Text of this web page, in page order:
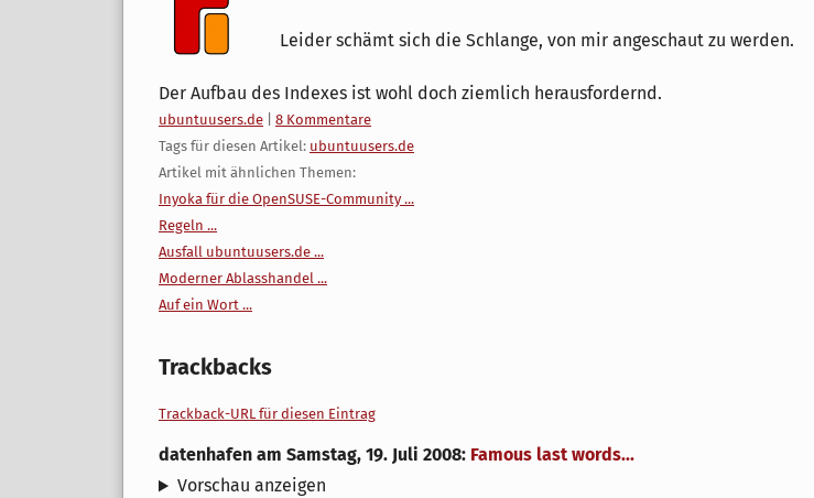
Leider schämt sich die Schlange, von mir angeschaut zu werden.
Der Aufbau des Indexes ist wohl doch ziemlich herausfordernd.
Kategorien:
ubuntuusers.de
8 Kommentare
Tags für diesen Artikel: ubuntuusers.de
Artikel mit ähnlichen Themen:
Inyoka für die OpenSUSE-Community ...
Regeln ...
Ausfall ubuntuusers.de ...
Moderner Ablasshandel ...
Auf ein Wort ...
Trackbacks
Trackback-URL für diesen Eintrag
datenhafen am Samstag, 19. Juli 2008: Famous last words...
Vorschau anzeigen